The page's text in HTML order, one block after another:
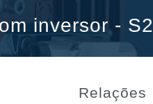
inversor -
Relações